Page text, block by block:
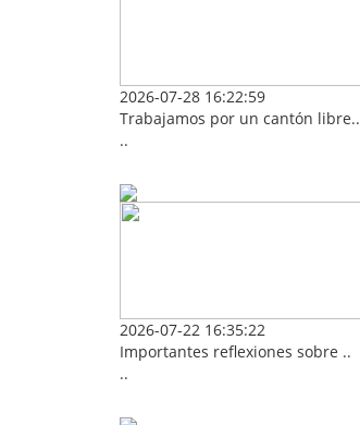
2026-07-28 16:22:59
Trabajamos por un cantón libre..
..
2026-07-22 16:35:22
Importantes reflexiones sobre ..
..